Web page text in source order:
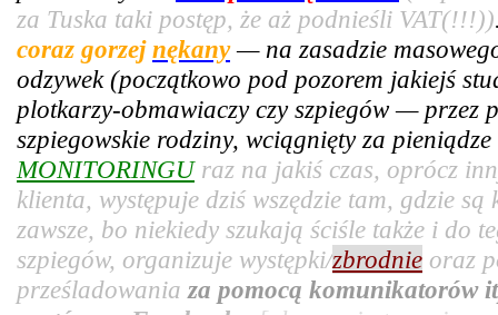
za Tuska taki postęp, że aż podnieśli VAT(!!!))
coraz gorzejnękany— na zasadzie
odzywek (początkowo pod pozorem jakiejś
plotkarzy-obmawiaczy czy szpiegów — przez
szpiegowskie rodziny, wciągnięty za
MONITORINGUraz na jakiś czas, oprócz
klienta, występuje dziś wszędzie tam, gdzie
zawsze, bo niekiedy szukają ściśle także i do
szpiegów, organizuje występki/zbrodnie oraz
prześladowania za pomocą komunikatorów